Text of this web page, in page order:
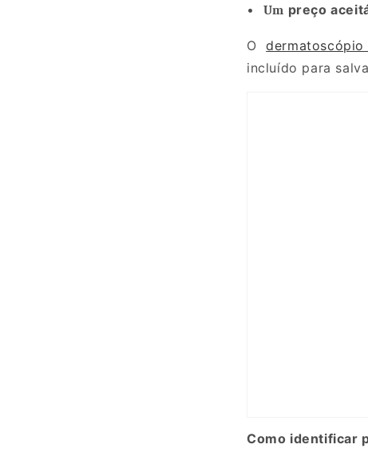
• Um preço
Odermatoscópio
incluído para
Como identificar